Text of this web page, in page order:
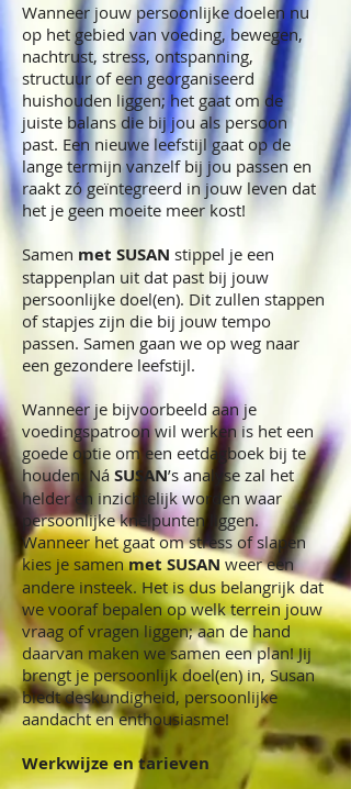
Wanneer jouw persoonlijke doelen nu
op het gebied van voeding, bewegen,
nachtrust, stress, ontspanning,
structuur of een georganiseerd
huishouden liggen; het gaat om de
juiste balans die bij jou als persoon
past. Een nieuwe leefstijl gaat op de
lange termijn vanzelf bij jou passen en
raakt zó geïntegreerd in jouw leven dat
het je geen moeite meer kost!
Samen met SUSAN stippel je een
stappenplan uit dat past bij jouw
persoonlijke doel(en). Dit zullen stappen
of stapjes zijn die bij jouw tempo
passen. Samen gaan we op weg naar
een gezondere leefstijl.
Wanneer je bijvoorbeeld aan je
voedingspatroon wil werken is het een
goede optie om een eetdagboek bij te
houden. Ná SUSAN’s analyse zal het
helder en inzichtelijk worden waar
persoonlijke knelpunten liggen.
Wanneer het gaat om stress of slapen
kies je samenmet SUSANweer een
andere insteek. Het is dus belangrijk dat
we vooraf bepalen op welk terrein jouw
vraag of vragen liggen; aan de hand
daarvan maken we samen een plan! Jij
brengt je persoonlijk doel(en) in, Susan
biedt deskundigheid, persoonlijke
aandacht en enthousiasme!
Werkwijze en tarieven